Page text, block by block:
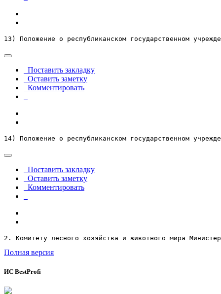
13) Положение о республиканском государственном
Поставить закладку
Оставить заметку
Комментировать
14) Положение о республиканском государственном
Поставить закладку
Оставить заметку
Комментировать
2. Комитету лесного хозяйства и животного мира
Полная версия
ИС BestProfi